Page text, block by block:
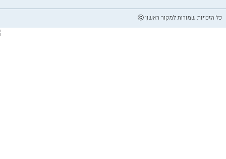
כל הזכויות שמורות למקור ראשון ⓒ